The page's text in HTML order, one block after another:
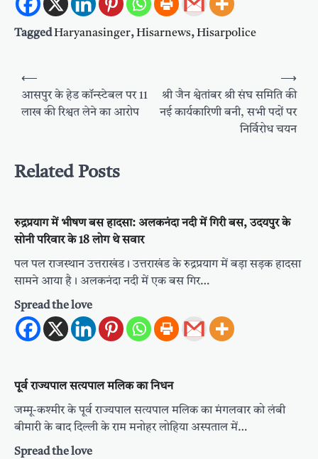
TaggedHaryanasinger,Hisarnews,Hisarpolice
Post
navigation
⟵
आसपुर के हेड कॉन्स्टेबल पर 11
लाख की रिश्वत लेने का आरोप
श्री जैन श्वेतांबर श्री संघ समिति की
नई कार्यकारिणी बनी, सभी पदों पर
निर्विरोध चयन
⟶
Related Posts
रुद्रप्रयाग में भीषण बस हादसा: अलकनंदा नदी में गिरी बस, उदयपुर के
सोनी परिवार के 18 लोग थे सवार
पल पल राजस्थान उत्तराखंड। उत्तराखंड के रुद्रप्रयाग में बड़ा सड़क हादसा
सामने आया है। अलकनंदा नदी में एक बस गिर…
Spread the love
पूर्व राज्यपाल सत्यपाल मलिक का निधन
जम्मू-कश्मीर के पूर्व राज्यपाल सत्यपाल मलिक का मंगलवार को लंबी
बीमारी के बाद दिल्ली के राम मनोहर लोहिया अस्पताल में…
Spread the love